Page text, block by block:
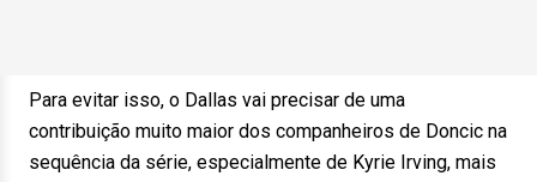
Para evitar isso, o Dallas vai precisar de uma
contribuição muito maior dos companheiros de Doncic na
sequência da série, especialmente de Kyrie Irving, mais